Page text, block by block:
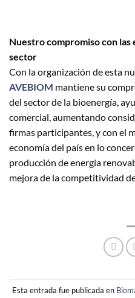
Nuestro compromiso con
sector
Con la organización de esta
AVEBIOM mantiene su
del sector de la bioenergía,
comercial, aumentando
firmas participantes, y con el
economía del país en lo
producción de energía
mejora de la competitividad
Esta entrada fue publicada en